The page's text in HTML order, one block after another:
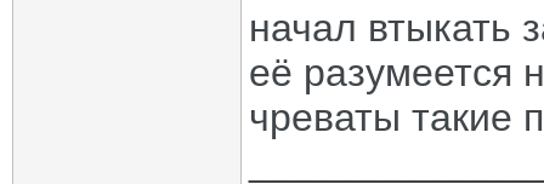
начал втыкать
её разумеется
чреваты такие